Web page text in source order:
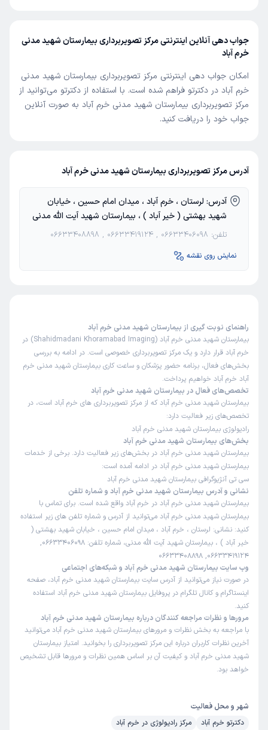
جواب دهی آنلاین اینترنتی مرکز تصویربرداری بیمارستان شهید مدنی
خرم آباد
امکان جواب دهی اینترنتی مرکز تصویربرداری بیمارستان شهید مدنی
خرم آباد در دکترتو فراهم شده است. با استفاده از دکترتو می‌توانید از
مرکز تصویربرداری بیمارستان شهید مدنی خرم آباد به صورت آنلاین
جواب خود را دریافت کنید.
آدرس مرکز تصویربرداری بیمارستان شهید مدنی خرم آباد
آدرس: لرستان ، خرم آباد ، میدان امام حسین ، خیابان
شهید بهشتی ( خیر آباد ) ، بیمارستان شهید آیت الله مدنی
تلفن: 06633406098
,
06633419124
,
06633408898
نمایش روی نقشه
راهنمای نوبت گیری از بیمارستان شهید مدنی خرم آباد
بیمارستان شهید مدنی خرم آباد (Shahidmadani Khoramabad Imaging) در
خرم آباد قرار دارد و یک مرکز تصویربرداری خصوصی است. در ادامه به بررسی
بخش‌های فعال، برنامه حضور پزشکان و ساعت کاری بیمارستان شهید مدنی خرم
آباد خرم آباد خواهیم پرداخت.
تخصص‌های فعال در بیمارستان شهید مدنی خرم آباد
بیمارستان شهید مدنی خرم آباد که از مرکز تصویربرداری های خرم آباد است، در
تخصص‌های زیر فعالیت دارد:
رادیولوژی بیمارستان شهید مدنی خرم آباد
بخش‌های بیمارستان شهید مدنی خرم آباد
بیمارستان شهید مدنی خرم آباد در بخش‌های زیر فعالیت دارد. برخی از خدمات
بیمارستان شهید مدنی خرم آباد در ادامه آمده است:
سی تی آنژیوگرافی بیمارستان شهید مدنی خرم آباد
نشانی و آدرس بیمارستان شهید مدنی خرم آباد و شماره تلفن
بیمارستان شهید مدنی خرم آباد در خرم آباد واقع شده است. برای تماس با
بیمارستان شهید مدنی خرم آباد می‌توانید از آدرس و شماره تلفن های زیر استفاده
کنید: نشانی: لرستان ، خرم آباد ، میدان امام حسین ، خیابان شهید بهشتی (
خیر آباد ) ، بیمارستان شهید آیت الله مدنی، شماره تلفن: 06633406098,
06633419124, 06633408898
وب سایت بیمارستان شهید مدنی خرم آباد و شبکه‌های اجتماعی
در صورت نیاز می‌توانید از آدرس سایت بیمارستان شهید مدنی خرم آباد، صفحه
اینستاگرام و کانال تلگرام در پروفایل بیمارستان شهید مدنی خرم آباد استفاده
کنید.
مرورها و نظرات مراجعه کنندگان درباره بیمارستان شهید مدنی خرم آباد
با مراجعه به بخش نظرات و مرورهای بیمارستان شهید مدنی خرم آباد می‌توانید
آخرین نظرات کاربران درباره این مرکز تصویربرداری را بخوانید. امتیاز بیمارستان
شهید مدنی خرم آباد و کیفیت آن بر اساس همین نظرات و مرورها قابل تشخیص
خواهد بود.
شهر و محل فعالیت
دکترتو خرم آباد
مرکز رادیولوژی در خرم آباد